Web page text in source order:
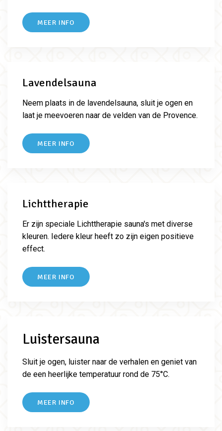
MEER INFO
Lavendelsauna
Neem plaats in de lavendelsauna, sluit je ogen en
laat je meevoeren naar de velden van de Provence.
MEER INFO
Lichttherapie
Er zijn speciale Lichttherapie sauna's met diverse
kleuren. Iedere kleur heeft zo zijn eigen positieve
effect.
MEER INFO
Luistersauna
Sluit je ogen, luister naar de verhalen en geniet van
de een heerlijke temperatuur rond de 75°C.
MEER INFO